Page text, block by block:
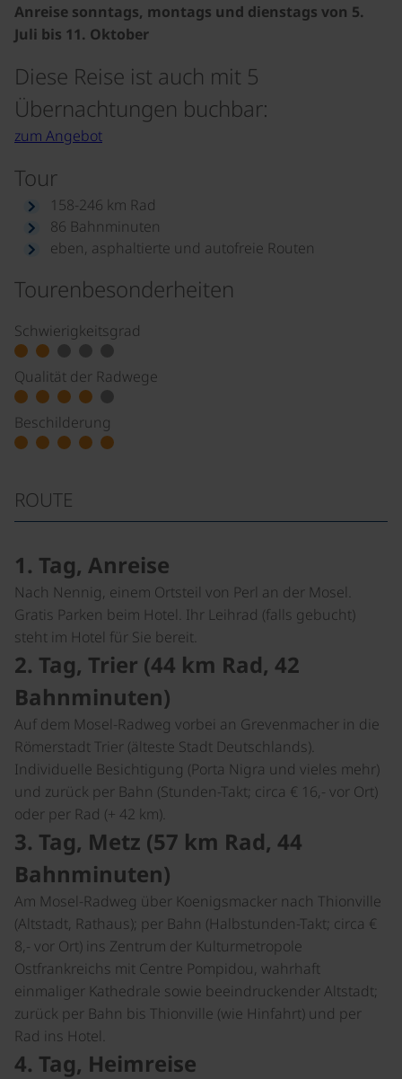
Anreise sonntags, montags und dienstags von 5.
Juli bis 11. Oktober
Diese Reise ist auch mit 5
Übernachtungen buchbar:
zum Angebot
Tour
158-246 km Rad
86 Bahnminuten
eben, asphaltierte und autofreie Routen
Tourenbesonderheiten
Schwierigkeitsgrad
Qualität der Radwege
Beschilderung
ROUTE
1. Tag, Anreise
Nach Nennig, einem Ortsteil von Perl an der Mosel.
Gratis Parken beim Hotel. Ihr Leihrad (falls gebucht)
steht im Hotel für Sie bereit.
2. Tag, Trier (44 km Rad, 42
Bahnminuten)
Auf dem Mosel-Radweg vorbei an Grevenmacher in die
Römerstadt Trier (älteste Stadt Deutschlands).
Individuelle Besichtigung (Porta Nigra und vieles mehr)
und zurück per Bahn (Stunden-Takt; circa € 16,- vor Ort)
oder per Rad (+ 42 km).
3. Tag, Metz (57 km Rad, 44
Bahnminuten)
Am Mosel-Radweg über Koenigsmacker nach Thionville
(Altstadt, Rathaus); per Bahn (Halbstunden-Takt; circa €
8,- vor Ort) ins Zentrum der Kulturmetropole
Ostfrankreichs mit Centre Pompidou, wahrhaft
einmaliger Kathedrale sowie beeindruckender Altstadt;
zurück per Bahn bis Thionville (wie Hinfahrt) und per
Rad ins Hotel.
4. Tag, Heimreise